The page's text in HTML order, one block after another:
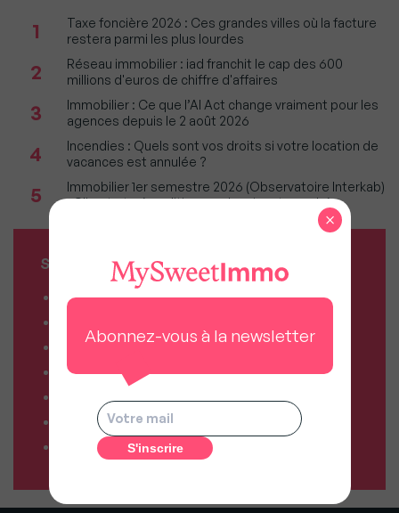
1
Taxe foncière 2026 : Ces grandes villes où la facture
restera parmi les plus lourdes
2
Réseau immobilier : iad franchit le cap des 600
millions d'euros de chiffre d'affaires
3
Immobilier : Ce que l’AI Act change vraiment pour les
agences depuis le 2 août 2026
4
Incendies : Quels sont vos droits si votre location de
vacances est annulée ?
5
Immobilier 1er semestre 2026 (Observatoire Interkab)
: Climat et géopolitique redessinent marché
SERVICES MY SWEET'IMMO
Combien vaut mon bien ?
Comparateur de forfaits mobile
Comparateur de forfaits box Internet
Comparateur d’offres déménagement
Résiliez vos abonnements facilement
Comparateur d’assurances
Abonnez-vous à la newsletter
×